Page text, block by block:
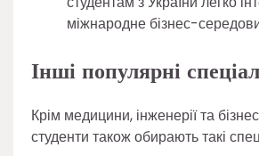
міжнародне бізнес-
Інші популярні
Крім медицини, інженерії та
студенти також обирають такі